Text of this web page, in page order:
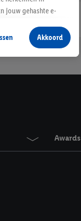
Awards
jouw gehashte e-
producten waarin je
te plaatsen
kunnen worden
vergelijkbare
in te
Akkoord